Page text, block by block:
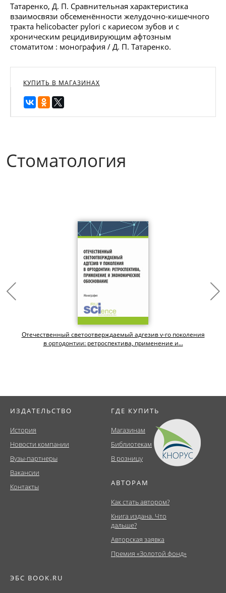
Татаренко, Д. П. Сравнительная характеристика
взаимосвязи обсеменённости желудочно-кишечного
тракта helicobacter pylori с кариесом зубов и с
хроническим рецидивирующим афтозным
стоматитом : монография / Д. П. Татаренко.
КУПИТЬ В МАГАЗИНАХ
Стоматология
Отечественный светоотверждаемый адгезив v-го поколения
в ортодонтии: ретроспектива, применение и...
ИЗДАТЕЛЬСТВО
История
Новости компании
Вузы-партнеры
Вакансии
Контакты
ГДЕ КУПИТЬ
Магазинам
Библиотекам
В розницу
АВТОРАМ
Как стать автором?
Книга издана. Что
дальше?
Авторская заявка
Премия «Золотой фонд»
ЭБС BOOK.RU